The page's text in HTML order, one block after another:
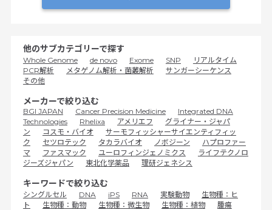
他のサブカテゴリーで探す
Whole Genome de novo Exome SNP
リアルタイム
PCR解析
メタゲノム解析・菌叢解析
サンガーシーケンス
その他
メーカーで絞り込む
BGI JAPAN Cancer Precision Medicine
Integrated DNA
Technologies
Rhelixa アメリエフ
グライナー・ジャパ
ン
コスモ・バイオ
サーモフィッシャーサイエンティフィッ
ク
セツロテック タカラバイオ ノボジーン
ハプロファー
マ
ファスマック ユーロフィンジェノミクス
ライフテクノロ
ジーズジャパン
東北化学薬品 理研ジェネシス
キーワードで絞り込む
シングルセル DNA iPS RNA 実験動物
生物種：ヒ
ト
生物種：動物 生物種：微生物 生物種：植物 腫瘍